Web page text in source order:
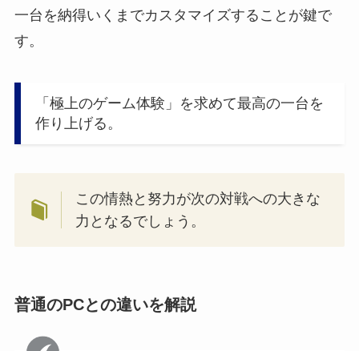
一台を納得いくまでカスタマイズすることが鍵で
す。
「極上のゲーム体験」を求めて最高の一台を
作り上げる。
この情熱と努力が次の対戦への大きな
力となるでしょう。
普通のPCとの違いを解説